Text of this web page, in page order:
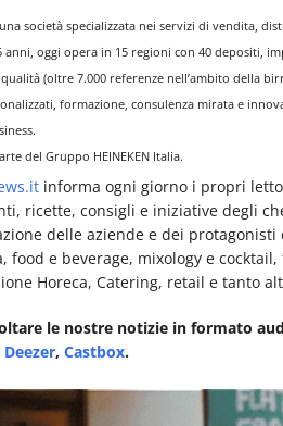
una società specializzata nei servizi di vendita,
anni, oggi opera in 15 regioni con 40 depositi,
(oltre 7.000 referenze nell’ambito della
formazione, consulenza mirata e
del Gruppo HEINEKEN Italia.
informa ogni giorno i propri
ricette, consigli e iniziative degli
delle aziende e dei
food e beverage, mixology e
Horeca, Catering, retail e tanto
le nostre notizie in formato
Deezer, Castbox.